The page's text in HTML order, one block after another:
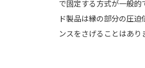
で固定する方式が一般
ド製品は縁の部分の圧
ンスをさげることはあり